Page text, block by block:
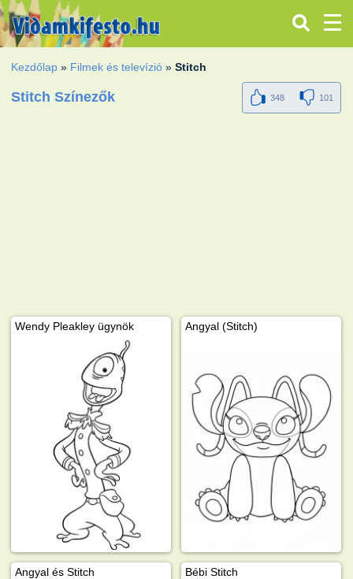
Kezdőlap » Filmek és televízió »Stitch
Stitch Színezők 348 101
Wendy Pleakley ügynök Angyal (Stitch)
Angyal és Stitch Bébi Stitch